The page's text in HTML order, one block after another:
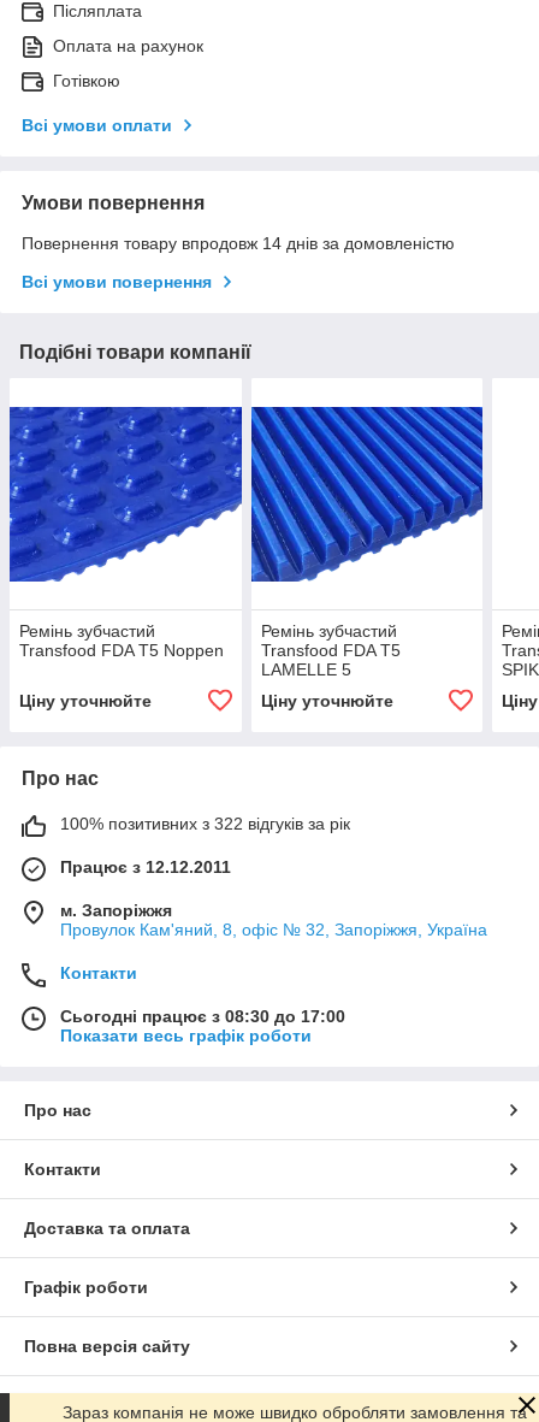
Післяплата
Оплата на рахунок
Готівкою
Всі умови оплати
Умови повернення
Повернення товару впродовж 14 днів за домовленістю
Всі умови повернення
Подібні товари компанії
Ремінь зубчастий
Transfood FDA T5 Noppen
Ціну уточнюйте
Ремінь зубчастий
Transfood FDA T5
LAMELLE 5
Ціну уточнюйте
Про нас
100% позитивних з 322 відгуків за рік
Працює з 12.12.2011
м. Запоріжжя
Провулок Кам'яний, 8, офіс № 32, Запоріжжя, Україна
Контакти
Сьогодні працює з 08:30 до 17:00
Показати весь графік роботи
Про нас
Контакти
Доставка та оплата
Графік роботи
Повна версія сайту
Сайт створено на маркетплейсі Prom.ua
Зараз компанія не може швидко обробляти замовлення та